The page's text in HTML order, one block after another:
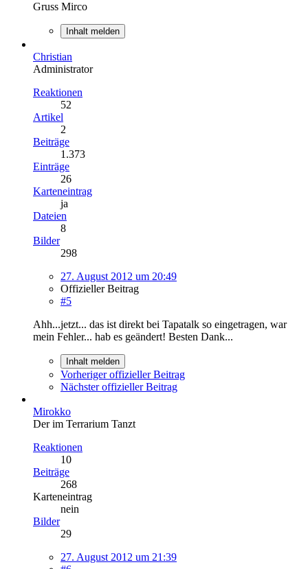
Gruss Mirco
Inhalt melden
Christian
Administrator
Reaktionen
52
Artikel
2
Beiträge
1.373
Einträge
26
Karteneintrag
ja
Dateien
8
Bilder
298
27. August 2012 um 20:49
Offizieller Beitrag
#5
Ahh...jetzt... das ist direkt bei Tapatalk so eingetragen, war
mein Fehler... hab es geändert! Besten Dank...
Inhalt melden
Vorheriger offizieller Beitrag
Nächster offizieller Beitrag
Mirokko
Der im Terrarium Tanzt
Reaktionen
10
Beiträge
268
Karteneintrag
nein
Bilder
29
27. August 2012 um 21:39